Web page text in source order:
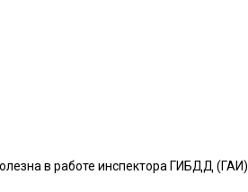
в работе инспектора ГИБДД (ГАИ).